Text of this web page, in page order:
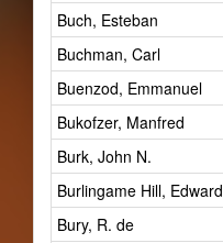
Buch, Esteban
Buchman, Carl
Buenzod, Emmanuel
Bukofzer, Manfred
Burk, John N.
Burlingame Hill, Edward
Bury, R. de